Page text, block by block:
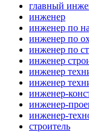
главный
инженер
инженер по
инженер по
инженер по
инженер
инженер
инженер
инженер-
инженер-
инженер-
строитель